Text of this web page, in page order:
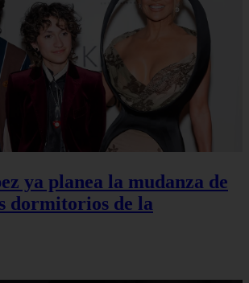
ya planea la mudanza de
dormitorios de la